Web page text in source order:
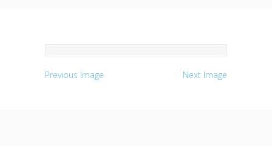
Previous Image Next Image